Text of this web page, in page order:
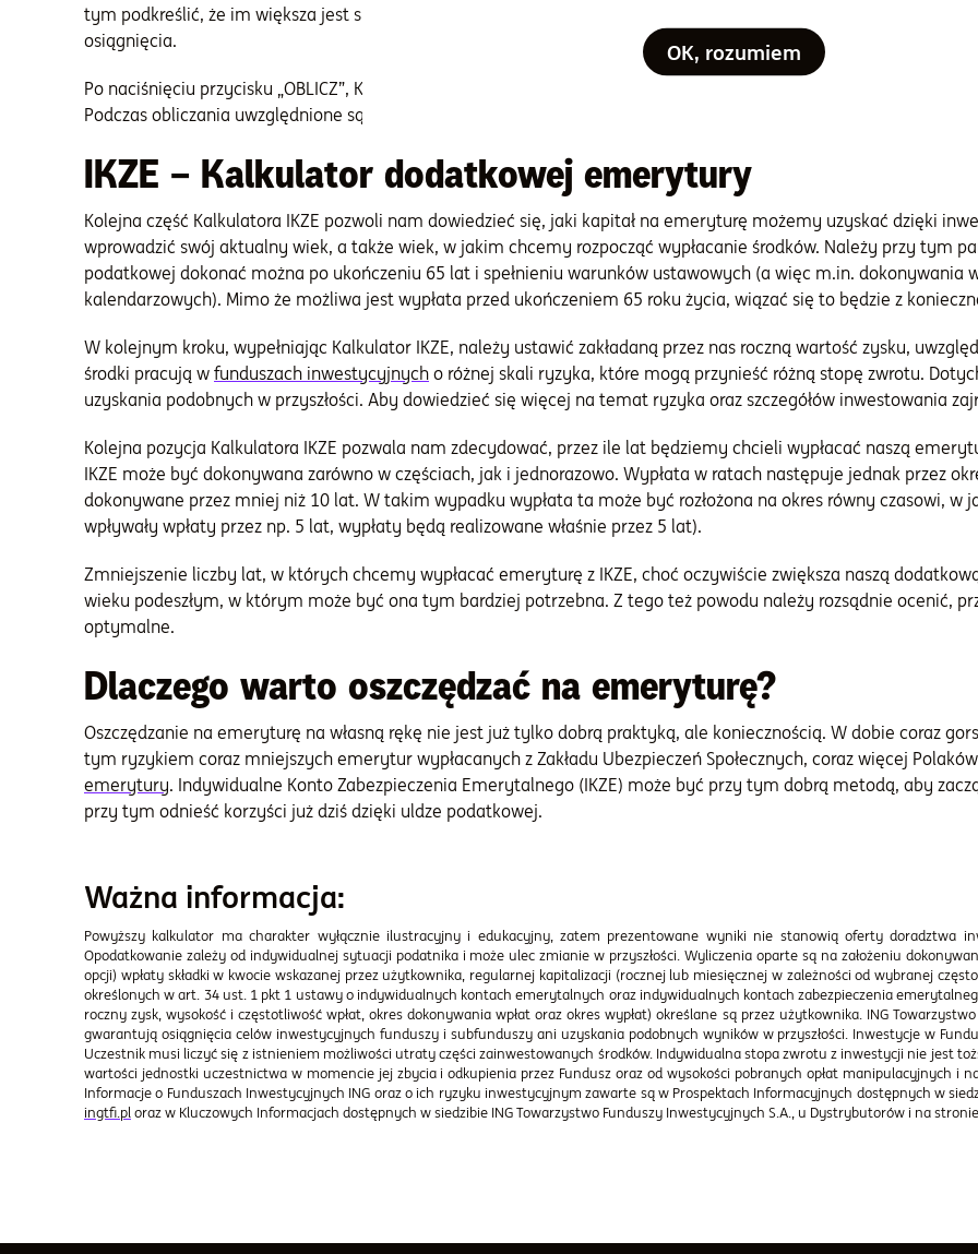
tym podkreślić, że im większa jest suma wpłaconych na IKZE pieniędzy w trakcie danego roku podatkowego,
osiągnięcia.
Po naciśnięciu przycisku „OBLICZ”, Kalkulator ulgi podatkowej pokaże wynik, w jakiej wysokości będzie nam
Podczas obliczania uwzględnione są skale podatkowe przyjęte w ramach zmian dot. „polskiego ładu” z 2022 r.
IKZE – Kalkulator dodatkowej emerytury
Kolejna część Kalkulatora IKZE pozwoli nam dowiedzieć się, jaki kapitał na emeryturę możemy uzyskać dzięki
wprowadzić swój aktualny wiek, a także wiek, w jakim chcemy rozpocząć wypłacanie środków. Należy przy tym
podatkowej dokonać można po ukończeniu 65 lat i spełnieniu warunków ustawowych (a więc m.in. dokonywania
kalendarzowych). Mimo że możliwa jest wypłata przed ukończeniem 65 roku życia, wiązać się to będzie z
W kolejnym kroku, wypełniając Kalkulator IKZE, należy ustawić zakładaną przez nas roczną wartość zysku,
środki pracują w funduszach inwestycyjnych o różnej skali ryzyka, które mogą przynieść różną stopę zwrotu.
uzyskania podobnych w przyszłości. Aby dowiedzieć się więcej na temat ryzyka oraz szczegółów inwestowania
Kolejna pozycja Kalkulatora IKZE pozwala nam zdecydować, przez ile lat będziemy chcieli wypłacać naszą
IKZE może być dokonywana zarówno w częściach, jak i jednorazowo. Wypłata w ratach następuje jednak przez
dokonywane przez mniej niż 10 lat. W takim wypadku wypłata ta może być rozłożona na okres równy czasowi, w
wpływały wpłaty przez np. 5 lat, wypłaty będą realizowane właśnie przez 5 lat).
Zmniejszenie liczby lat, w których chcemy wypłacać emeryturę z IKZE, choć oczywiście zwiększa naszą
wieku podeszłym, w którym może być ona tym bardziej potrzebna. Z tego też powodu należy rozsądnie ocenić,
optymalne.
Dlaczego warto oszczędzać na emeryturę?
Oszczędzanie na emeryturę na własną rękę nie jest już tylko dobrą praktyką, ale koniecznością. W dobie coraz
tym ryzykiem coraz mniejszych emerytur wypłacanych z Zakładu Ubezpieczeń Społecznych, coraz więcej
emerytury. Indywidualne Konto Zabezpieczenia Emerytalnego (IKZE) może być przy tym dobrą metodą, aby
przy tym odnieść korzyści już dziś dzięki uldze podatkowej.
Ważna informacja:
Powyższy kalkulator ma charakter wyłącznie ilustracyjny i edukacyjny, zatem prezentowane wyniki nie stanowią oferty doradztwa
Opodatkowanie zależy od indywidualnej sytuacji podatnika i może ulec zmianie w przyszłości. Wyliczenia oparte są na założeniu
opcji) wpłaty składki w kwocie wskazanej przez użytkownika, regularnej kapitalizacji (rocznej lub miesięcznej w zależności od wybranej
określonych w art. 34 ust. 1 pkt 1 ustawy o indywidualnych kontach emerytalnych oraz indywidualnych kontach zabezpieczenia
roczny zysk, wysokość i częstotliwość wpłat, okres dokonywania wpłat oraz okres wypłat) określane są przez użytkownika. ING
gwarantują osiągnięcia celów inwestycyjnych funduszy i subfunduszy ani uzyskania podobnych wyników w przyszłości. Inwestycje w
Uczestnik musi liczyć się z istnieniem możliwości utraty części zainwestowanych środków. Indywidualna stopa zwrotu z inwestycji nie jest
wartości jednostki uczestnictwa w momencie jej zbycia i odkupienia przez Fundusz oraz od wysokości pobranych opłat manipulacyjnych i
Informacje o Funduszach Inwestycyjnych ING oraz o ich ryzyku inwestycyjnym zawarte są w Prospektach Informacyjnych dostępnych w
ingtfi.ploraz w Kluczowych Informacjach dostępnych w siedzibie ING Towarzystwo Funduszy Inwestycyjnych S.A., u Dystrybutorów i na stronie
OK, rozumiem